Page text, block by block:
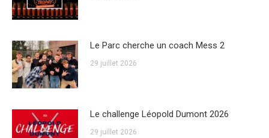
Le Parc cherche un coach Mess 2
29 juillet 2026
Le challenge Léopold Dumont 2026
29 juillet 2026